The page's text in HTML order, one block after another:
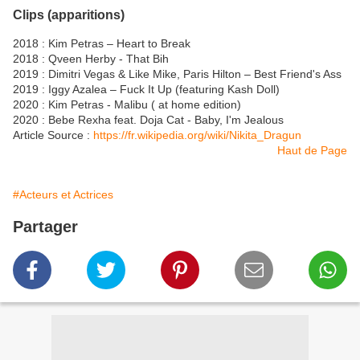
Clips (apparitions)
2018 : Kim Petras – Heart to Break
2018 : Qveen Herby - That Bih
2019 : Dimitri Vegas & Like Mike, Paris Hilton – Best Friend's Ass
2019 : Iggy Azalea – Fuck It Up (featuring Kash Doll)
2020 : Kim Petras - Malibu ( at home edition)
2020 : Bebe Rexha feat. Doja Cat - Baby, I'm Jealous
Article Source : https://fr.wikipedia.org/wiki/Nikita_Dragun
Haut de Page
#Acteurs et Actrices
Partager